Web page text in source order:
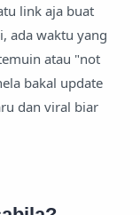
link aja buat
ada waktu yang
atau "not
bakal update
dan viral biar